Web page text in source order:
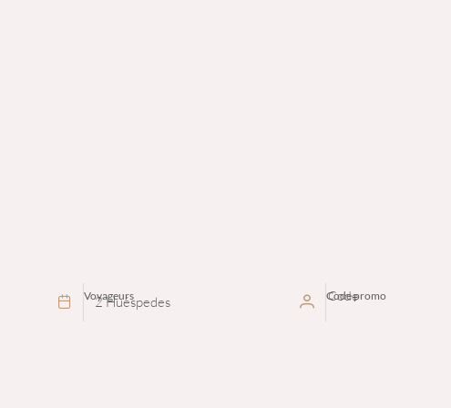
2 Huéspedes
Voyageurs Code promo